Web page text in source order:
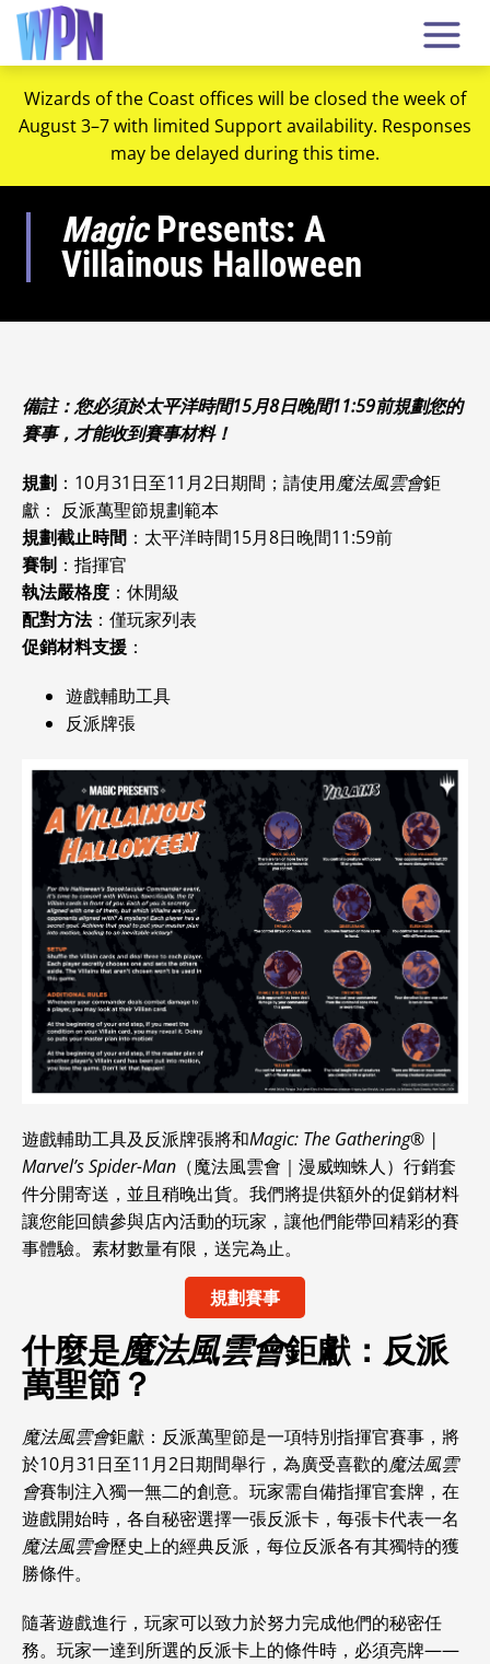
Wizards of the Coast offices will be closed the week of
August 3–7 with limited Support availability. Responses
may be delayed during this time.
MagicPresents: A
Villainous Halloween
備註：您必須於太平洋時間15月8日晚間11:59前規劃您的
賽事，才能收到賽事材料！
規劃 ：10月31日至11月2日期間；請使用魔法風雲會鉅
獻： 反派萬聖節規劃範本
規劃截止時間 ：太平洋時間15月8日晚間11:59前
賽制 ：指揮官
執法嚴格度 ：休閒級
配對方法：僅玩家列表
促銷材料支援 ：
遊戲輔助工具
反派牌張
遊戲輔助工具及反派牌張將和Magic: The Gathering® |
Marvel’s Spider-Man （魔法風雲會｜漫威蜘蛛人）行銷套
件分開寄送，並且稍晚出貨。我們將提供額外的促銷材料
讓您能回饋參與店內活動的玩家，讓他們能帶回精彩的賽
事體驗。素材數量有限，送完為止。
規劃賽事
什麼是魔法風雲會鉅獻：反派
萬聖節？
魔法風雲會鉅獻：反派萬聖節是一項特別指揮官賽事，將
於10月31日至11月2日期間舉行，為廣受喜歡的魔法風雲
會賽制注入獨一無二的創意。玩家需自備指揮官套牌，在
遊戲開始時，各自秘密選擇一張反派卡，每張卡代表一名
魔法風雲會歷史上的經典反派，每位反派各有其獨特的獲
勝條件。
隨著遊戲進行，玩家可以致力於努力完成他們的秘密任
務。玩家一達到所選的反派卡上的條件時，必須亮牌——